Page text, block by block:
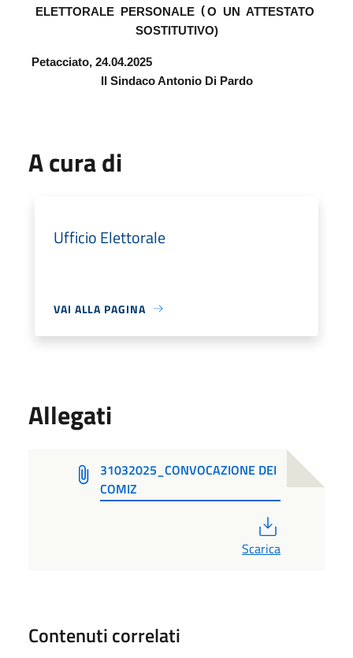
ELETTORALE
PERSONALE (O UN
ATTESTATO
SOSTITUTIVO)
Petacciato, 24.04.2025
Il Sindaco Antonio Di Pardo
A cura di
Ufficio Elettorale
VAI ALLA PAGINA
Allegati
31032025_CONVOCAZIONE DEI
COMIZ
Scarica
Contenuti correlati